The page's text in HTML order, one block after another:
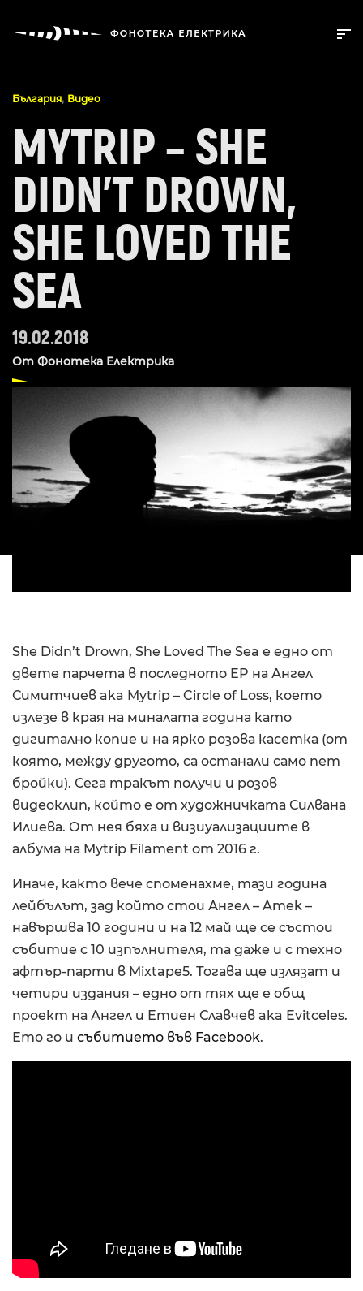
България, Видео
MYTRIP – SHE
DIDN’T DROWN,
SHE LOVED THE
SEA
19.02.2018
От Фонотека Електрика
She Didn’t Drown, She Loved The Sea е едно от
двете парчета в последното EP на Ангел
Симитчиев aka Mytrip – Circle of Loss, което
излезе в края на миналата година като
дигитално копие и на ярко розова касетка (от
която, между другото, са останали само пет
бройки). Сега тракът получи и розов
видеоклип, който е от художничката Силвана
Илиева. От нея бяха и визиуализациите в
албума на Mytrip Filament от 2016 г.
Иначе, както вече споменахме, тази година
лейбълът, зад който стои Ангел – Amek –
навършва 10 години и на 12 май ще се състои
събитие с 10 изпълнителя, та даже и с техно
афтър-парти в Mixtape5. Тогава ще излязат и
четири издания – едно от тях ще е общ
проект на Ангел и Етиен Славчев aka Evitceles.
Ето го и събитието във Facebook.